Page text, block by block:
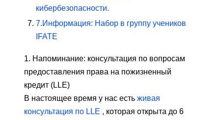
кибербезопасности.
7.Информация: Набор в группу учеников
IFATE
1. Напоминание: консультация по вопросам
предоставления права на пожизненный
кредит (LLE)
В настоящее время у нас есть живая
консультация по LLE , которая открыта до 6